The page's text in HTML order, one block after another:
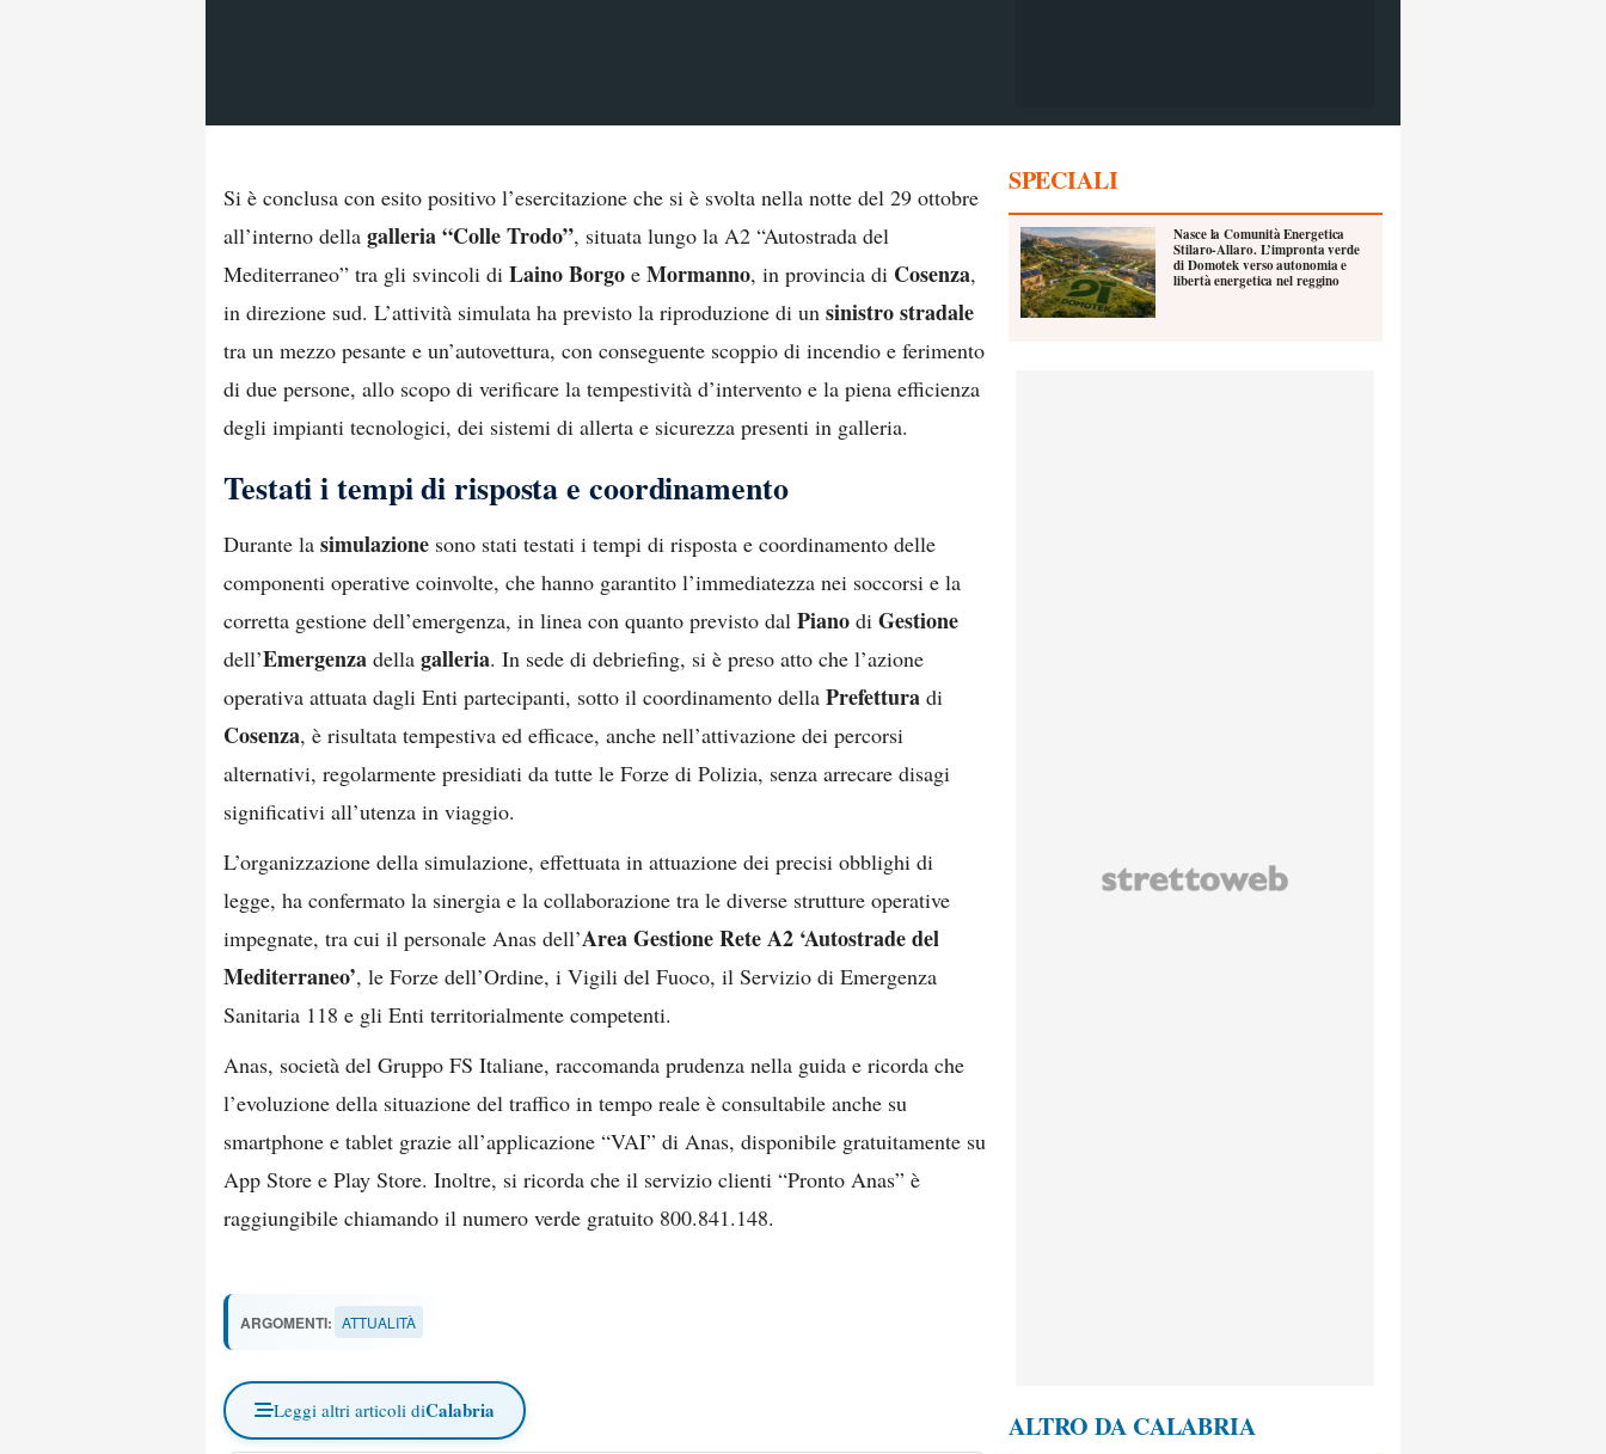
Si è conclusa con esito positivo l’esercitazione che si è svolta nella notte del 29 ottobre
all’interno della galleria “Colle Trodo”, situata lungo la A2 “Autostrada del
Mediterraneo” tra gli svincoli di Laino Borgo e Mormanno, in provincia di Cosenza,
in direzione sud. L’attività simulata ha previsto la riproduzione di un sinistro stradale
tra un mezzo pesante e un’autovettura, con conseguente scoppio di incendio e ferimento
di due persone, allo scopo di verificare la tempestività d’intervento e la piena efficienza
degli impianti tecnologici, dei sistemi di allerta e sicurezza presenti in galleria.
Testati i tempi di risposta e coordinamento
Durante la simulazione sono stati testati i tempi di risposta e coordinamento delle
componenti operative coinvolte, che hanno garantito l’immediatezza nei soccorsi e la
corretta gestione dell’emergenza, in linea con quanto previsto dal Piano di Gestione
dell’Emergenza della galleria. In sede di debriefing, si è preso atto che l’azione
operativa attuata dagli Enti partecipanti, sotto il coordinamento della Prefettura di
Cosenza, è risultata tempestiva ed efficace, anche nell’attivazione dei percorsi
alternativi, regolarmente presidiati da tutte le Forze di Polizia, senza arrecare disagi
significativi all’utenza in viaggio.
L’organizzazione della simulazione, effettuata in attuazione dei precisi obblighi di
legge, ha confermato la sinergia e la collaborazione tra le diverse strutture operative
impegnate, tra cui il personale Anas dell’Area Gestione Rete A2 ‘Autostrade del
Mediterraneo’, le Forze dell’Ordine, i Vigili del Fuoco, il Servizio di Emergenza
Sanitaria 118 e gli Enti territorialmente competenti.
Anas, società del Gruppo FS Italiane, raccomanda prudenza nella guida e ricorda che
l’evoluzione della situazione del traffico in tempo reale è consultabile anche su
smartphone e tablet grazie all’applicazione “VAI” di Anas, disponibile gratuitamente su
App Store e Play Store. Inoltre, si ricorda che il servizio clienti “Pronto Anas” è
raggiungibile chiamando il numero verde gratuito 800.841.148.
ARGOMENTI: ATTUALITÀ
Leggi altri articoli diCalabria
SPECIALI
Nasce la Comunità Energetica
Stilaro-Allaro. L’impronta verde
di Domotek verso autonomia e
libertà energetica nel reggino
ALTRO DA CALABRIA